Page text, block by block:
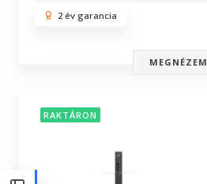
2 év garancia
MEGNÉZEM
RAKTÁRON